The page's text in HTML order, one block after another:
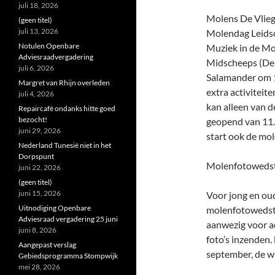
Molens De
Molendag
Muziek in de
Midscheeps
Salamander
extra
kan alleen van
geopend van
start ook de
Voor jong en
aanwezig voor
foto’s
september, de
juli 18, 2026
(geen titel)
juli 13, 2026
Notulen Openbare
Adviesraadvergadering
juli 6, 2026
Margret van Rhijn overleden
juli 4, 2026
Repaircafé ondanks hitte goed
bezocht!
juni 29, 2026
Nederland Tunesië niet in het
Dorpspunt
juni 22, 2026
(geen titel)
juni 15, 2026
Uitnodiging Openbare
Adviesraad vergadering 25 juni
juni 8, 2026
Aangepast verslag
Gebiedsprogramma Stompwijk
mei 28, 2026